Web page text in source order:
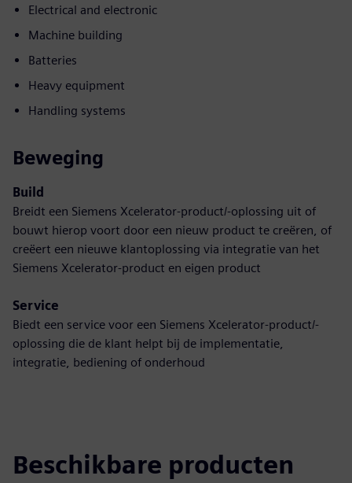
Electrical and electronic
Machine building
Batteries
Heavy equipment
Handling systems
Beweging
Build
Breidt een Siemens Xcelerator-product/-oplossing uit of
bouwt hierop voort door een nieuw product te creëren, of
creëert een nieuwe klantoplossing via integratie van het
Siemens Xcelerator-product en eigen product
Service
Biedt een service voor een Siemens Xcelerator-product/-
oplossing die de klant helpt bij de implementatie,
integratie, bediening of onderhoud
Beschikbare producten